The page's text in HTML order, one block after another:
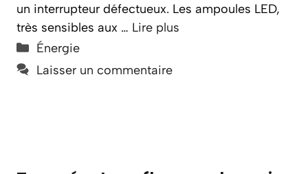
un interrupteur défectueux. Les ampoules LED,
très sensibles aux … Lire plus
Catégories
Énergie
Laisser un commentaire